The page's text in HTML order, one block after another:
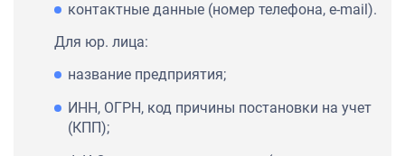
контактные данные (номер телефона, e-mail).
Для юр. лица:
название предприятия;
ИНН, ОГРН, код причины постановки на учет
(КПП);